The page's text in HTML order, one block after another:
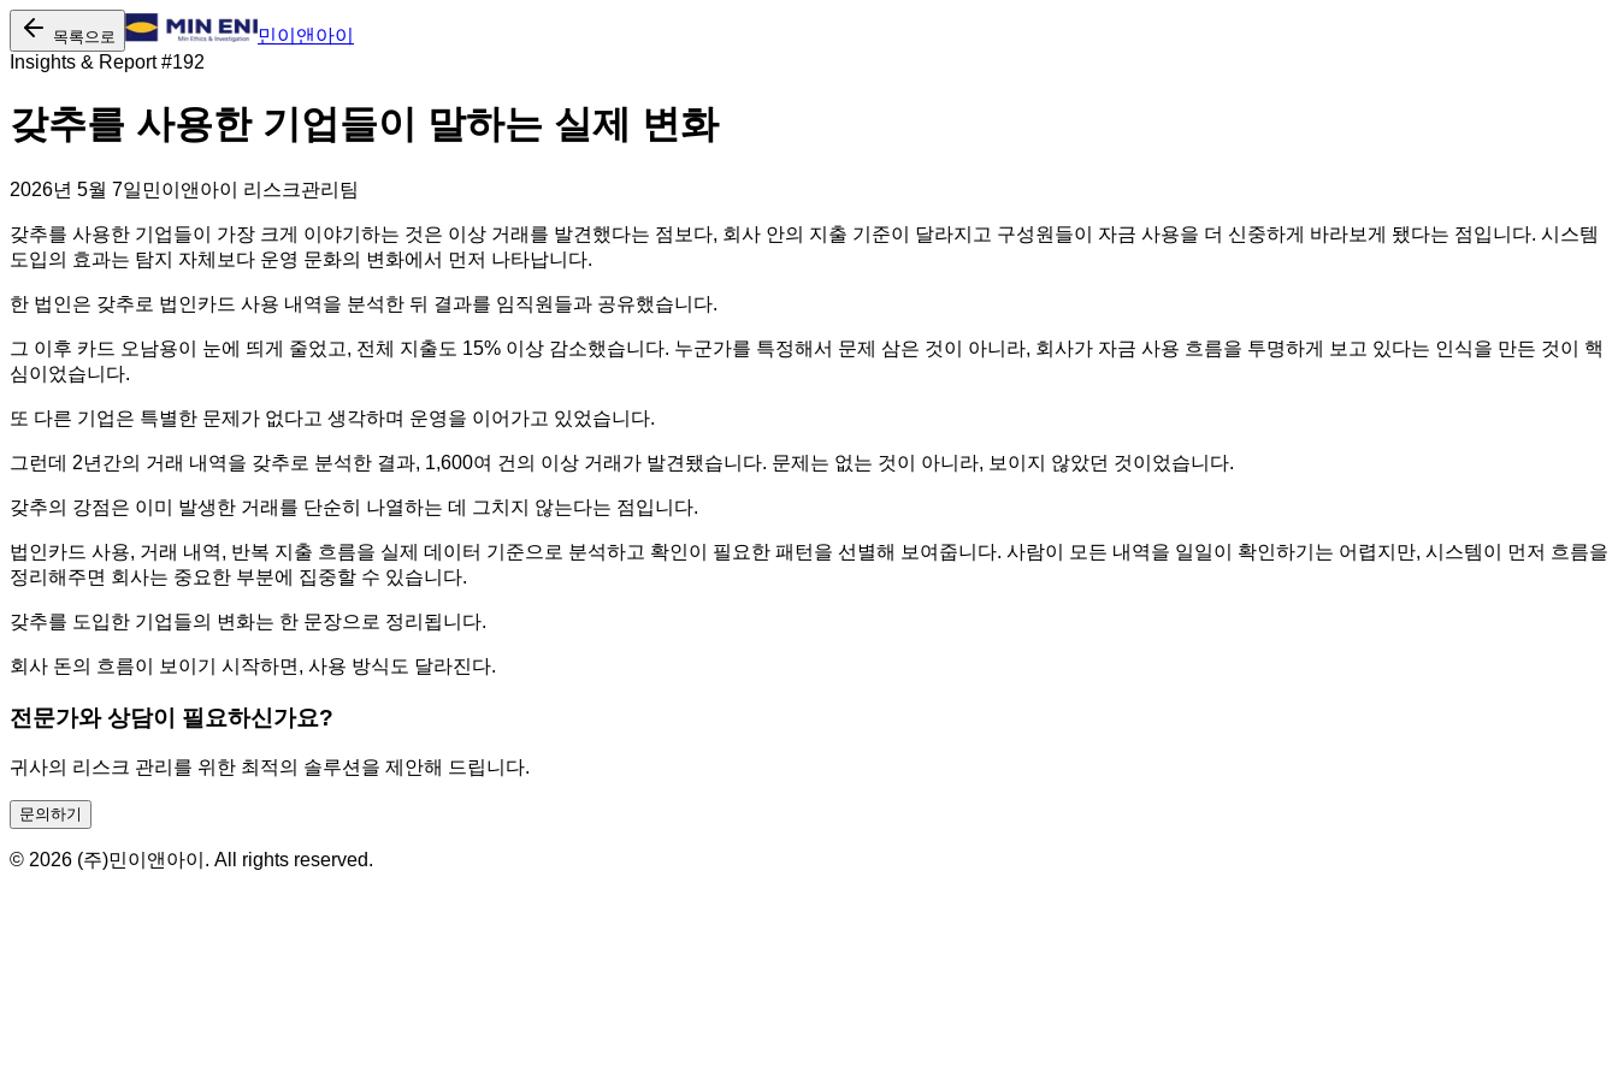
목록으로
민이앤아이
Insights & Report #192
갖추를 사용한 기업들이 말하는 실제 변화
2026년 5월 7일민이앤아이 리스크관리팀
갖추를 사용한 기업들이 가장 크게 이야기하는 것은 이상 거래를 발견했다는 점보다, 회사 안의 지출 기준이 달라지고 구성원들이 자금 사용을 더 신중하게 바라보게 됐다는 점입니다. 시스템
도입의 효과는 탐지 자체보다 운영 문화의 변화에서 먼저 나타납니다.
한 법인은 갖추로 법인카드 사용 내역을 분석한 뒤 결과를 임직원들과 공유했습니다.
그 이후 카드 오남용이 눈에 띄게 줄었고, 전체 지출도 15% 이상 감소했습니다. 누군가를 특정해서 문제 삼은 것이 아니라, 회사가 자금 사용 흐름을 투명하게 보고 있다는 인식을 만든 것이 핵
심이었습니다.
또 다른 기업은 특별한 문제가 없다고 생각하며 운영을 이어가고 있었습니다.
그런데 2년간의 거래 내역을 갖추로 분석한 결과, 1,600여 건의 이상 거래가 발견됐습니다. 문제는 없는 것이 아니라, 보이지 않았던 것이었습니다.
갖추의 강점은 이미 발생한 거래를 단순히 나열하는 데 그치지 않는다는 점입니다.
법인카드 사용, 거래 내역, 반복 지출 흐름을 실제 데이터 기준으로 분석하고 확인이 필요한 패턴을 선별해 보여줍니다. 사람이 모든 내역을 일일이 확인하기는 어렵지만, 시스템이 먼저 흐름을
정리해주면 회사는 중요한 부분에 집중할 수 있습니다.
갖추를 도입한 기업들의 변화는 한 문장으로 정리됩니다.
회사 돈의 흐름이 보이기 시작하면, 사용 방식도 달라진다.
전문가와 상담이 필요하신가요?
귀사의 리스크 관리를 위한 최적의 솔루션을 제안해 드립니다.
문의하기
© 2026 (주)민이앤아이. All rights reserved.